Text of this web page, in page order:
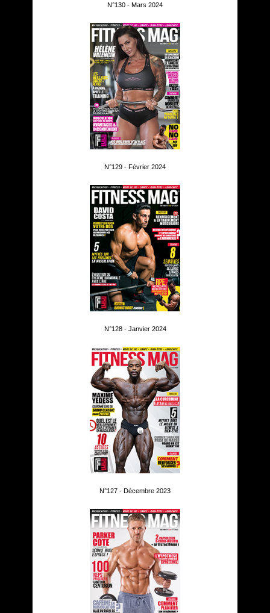
N°130 - Mars 2024
N°129 - Février 2024
N°128 - Janvier 2024
N°127 - Décembre 2023